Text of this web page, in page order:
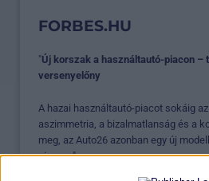
FORBES.HU
"Új korszak a használtautó-piacon –
versenyelőny
A hazai használtautó-piacot sokáig
aszimmetria, a bizalmatlanság és a
meg, az Auto26 azonban egy új
piacra..."